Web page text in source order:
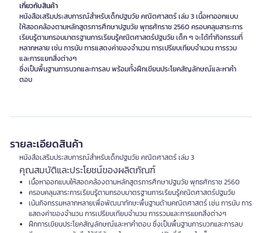
เกี่ยวกับสินค้า
หนังสือเสริมประสบการณ์สำหรับเด็กปฐมวัย คณิตศาสตร์ เล่ม 3 เนื้อหาออกแบบ
ให้สอดคล้องตามหลักสูตรการศึกษาปฐมวัย พุทธศักราช 2560 ครอบคลุมสาระการ
เรียนรู้ตามกรอบมาตรฐานการเรียนรู้คณิตศาสตร์ปฐมวัย เด็ก ๆ จะได้ทำกิจกรรมที่
หลากหลาย เช่น การนับ การแสดงค่าของจำนวน การเปรียบเทียบจำนวน การรวม
และการแยกสิ่งต่างๆ
ซึ่งเป็นพื้นฐานการบวกและการลบ พร้อมทั้งฝึกเขียนประโยคสัญลักษณ์และหาคำ
ตอบ
รายละเอียดสินค้า
หนังสือเสริมประสบการณ์สำหรับเด็กปฐมวัย คณิตศาสตร์ เล่ม 3
คุณสมบัติและประโยชน์ของผลิตภัณฑ์
เนื้อหาออกแบบให้สอดคล้องตามหลักสูตรการศึกษาปฐมวัย พุทธศักราช 2560
ครอบคลุมสาระการเรียนรู้ตามกรอบมาตรฐานการเรียนรู้คณิตศาสตร์ปฐมวัย
เน้นกิจกรรมหลากหลายเพื่อพัฒนาทักษะพื้นฐานด้านคณิตศาสตร์ เช่น การนับ การ
แสดงค่าของจำนวน การเปรียบเทียบจำนวน การรวมและการแยกสิ่งต่างๆ
ฝึกการเขียนประโยคสัญลักษณ์และหาคำตอบ ซึ่งเป็นพื้นฐานการบวกและการลบ